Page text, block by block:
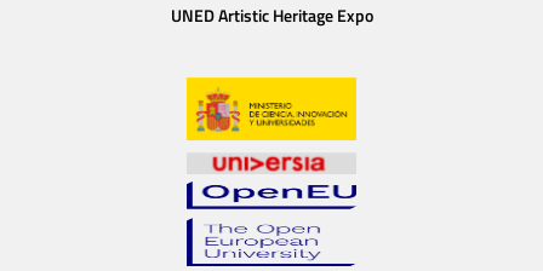
UNED Artistic Heritage Expo